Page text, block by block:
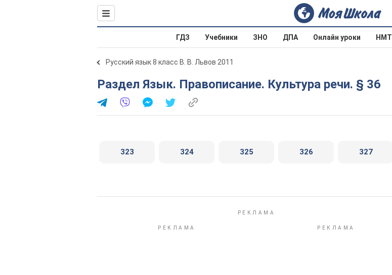
ГДЗ Учебники ЗНО ДПА Онлайн уроки НМТ
Русский язык 8 класс В. В. Львов 2011
Раздел Язык. Правописание. Культура речи. § 36
323 324 325 326 327